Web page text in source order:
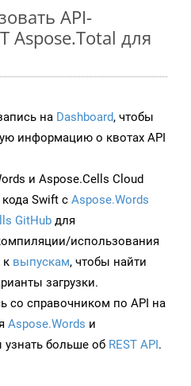
API-
Aspose.Total для
на Dashboard, чтобы
информацию о квотах API
и Aspose.Cells Cloud
Swift с Aspose.Words
GitHub для
использования
к выпускам, чтобы найти
загрузки.
со справочником по API на
Aspose.Words и
узнать больше об REST API.